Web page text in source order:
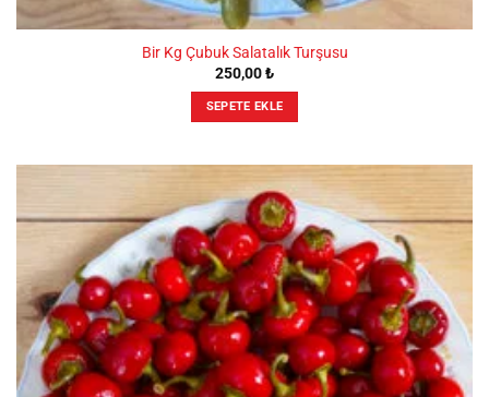
Bir Kg Çubuk Salatalık Turşusu
250,00₺
SEPETE EKLE